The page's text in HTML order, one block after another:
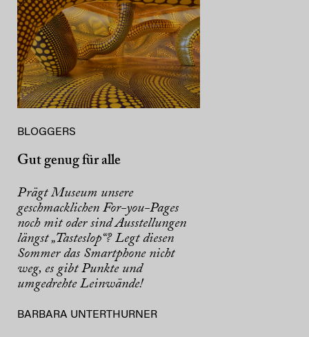
BLOGGERS
Gut genug für alle
Prägt Museum unsere
geschmacklichen For-you-Pages
noch mit oder sind Ausstellungen
längst „Tasteslop“? Legt diesen
Sommer das Smartphone nicht
weg, es gibt Punkte und
umgedrehte Leinwände!
BARBARA UNTERTHURNER